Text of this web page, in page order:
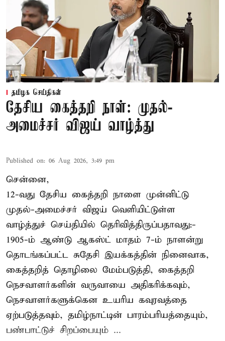
தமிழக செய்திகள்
தேசிய கைத்தறி நாள்: முதல்-
அமைச்சர் விஜய் வாழ்த்து
Published on: 06 Aug 2026, 3:49 pm
சென்னை,
12-வது தேசிய கைத்தறி நாளை முன்னிட்டு
முதல்-அமைச்சர் விஜய் வெளியிட்டுள்ள
வாழ்த்துச் செய்தியில் தெரிவித்திருப்பதாவது:-
1905-ம் ஆண்டு ஆகஸ்ட் மாதம் 7-ம் நாளன்று
தொடங்கப்பட்ட சுதேசி இயக்கத்தின் நினைவாக,
கைத்தறித் தொழிலை மேம்படுத்தி, கைத்தறி
நெசவாளர்களின் வருவாயை அதிகரிக்கவும்,
நெசவாளர்களுக்கென உயரிய கவுரவத்தை
ஏற்படுத்தவும், தமிழ்நாட்டின் பாரம்பரியத்தையும்,
பண்பாட்டுச் சிறப்பையும் ...